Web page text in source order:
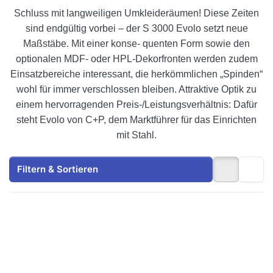
Schluss mit langweiligen Umkleideräumen! Diese Zeiten
sind endgültig vorbei – der S 3000 Evolo setzt neue
Maßstäbe. Mit einer konse- quenten Form sowie den
optionalen MDF- oder HPL-Dekorfronten werden zudem
Einsatzbereiche interessant, die herkömmlichen „Spinden“
wohl für immer verschlossen bleiben. Attraktive Optik zu
einem hervorragenden Preis-/Leistungsverhältnis: Dafür
steht Evolo von C+P, dem Marktführer für das Einrichten
mit Stahl.
Filtern & Sortieren